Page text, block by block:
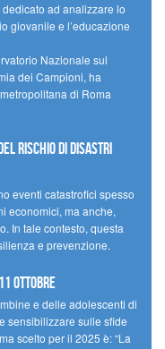
ad analizzare lo
giovanile e l’educazione
Nazionale sul
dei Campioni, ha
di Roma
rischio di disastri
eventi catastrofici spesso
economici, ma anche,
In tale contesto, questa
e prevenzione.
ottobre
e delle adolescenti di
sensibilizzare sulle sfide
scelto per il 2025 è: “La